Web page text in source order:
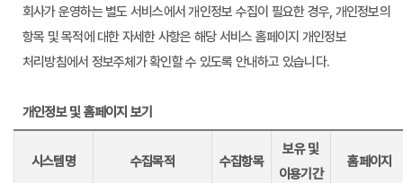
회사가 운영하는 별도 서비스에서 개인정보 수집이 필요한 경우, 개인정보의
항목 및 목적에 대한 자세한 사항은 해당 서비스 홈페이지 개인정보
처리방침에서 정보주체가 확인할 수 있도록 안내하고 있습니다.
개인정보 및 홈페이지 보기
시스템명 수집목적 수집항목
보유 및
이용기간
홈페이지